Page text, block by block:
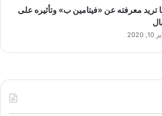
تريد معرفته عن «فيتامين ب» وتأثيره على